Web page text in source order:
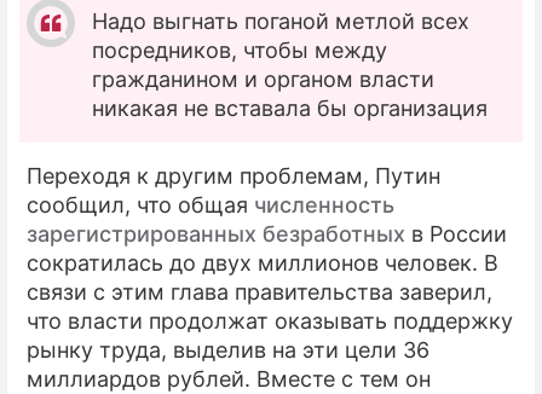
Надо выгнать поганой метлой всех
посредников, чтобы между
гражданином и органом власти
никакая не вставала бы организация
Переходя к другим проблемам, Путин
сообщил, что общая численность
зарегистрированных безработных в России
сократилась до двух миллионов человек. В
связи с этим глава правительства заверил,
что власти продолжат оказывать поддержку
рынку труда, выделив на эти цели 36
миллиардов рублей. Вместе с тем он